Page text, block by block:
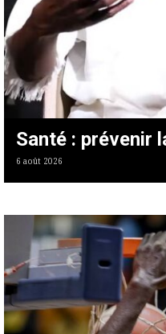
Santé : prévenir
6 août 2026